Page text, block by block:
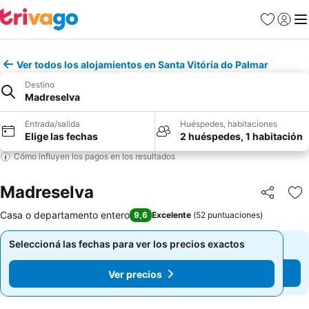
Favoritos
Iniciar
Ver todos los alojamientos en Santa Vitória do Palmar
Destino
Madreselva
Entrada/salida
Elige las fechas
Huéspedes, habitaciones
2 huéspedes, 1 habitación
Cómo influyen los pagos en los resultados
Madreselva Compartir
Casa o departamento entero 9,6 Excelente (52 puntuaciones)
Seleccioná las fechas para ver los precios exactos
Ver precios
Seleccioná las fechas para ver los precios exactos
Ver precios